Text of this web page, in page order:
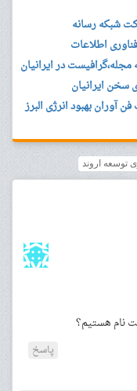
شبکه رسانه
اطلاعات
در ایرانیان
سخن ایرانیان
بهبود انرژی البرز
توسعه اروند
نام هستیم؟
پاسخ